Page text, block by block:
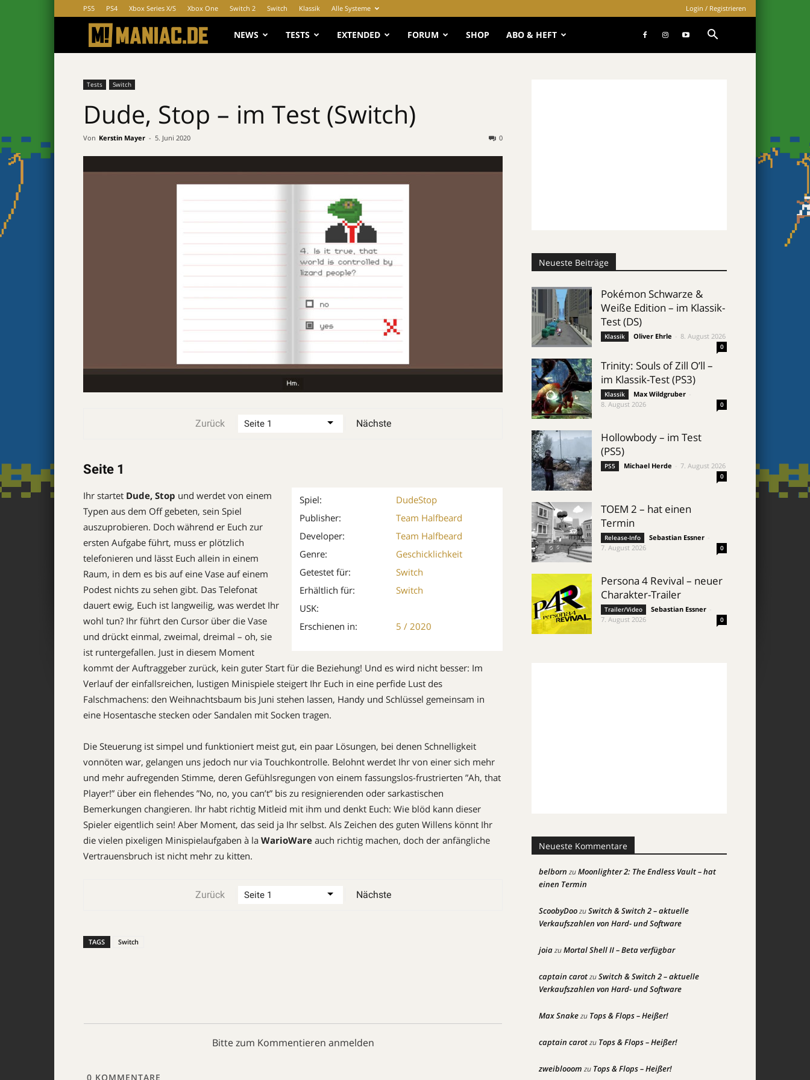
PS5 PS4 Xbox Series X/S Xbox One Switch 2 Switch Klassik Alle Systeme Login / Registrieren
MANIAC.de
NEWS TESTS EXTENDED FORUM SHOP ABO & HEFT
Tests Switch
Dude, Stop – im Test (Switch)
Von Kerstin Mayer - 5. Juni 2020 0
Zurück Nächste
Seite 1
Spiel: DudeStop
Publisher:
Team Halfbeard
Developer:
Team Halfbeard
Genre:
Geschicklichkeit
Getestet für:
Switch
Erhältlich für:
Switch
USK:
Erschienen in:
5 / 2020
Ihr startet Dude, Stop und werdet von einem
Typen aus dem Off gebeten, sein Spiel
auszuprobieren. Doch während er Euch zur
ersten Aufgabe führt, muss er plötzlich
telefonieren und lässt Euch allein in einem
Raum, in dem es bis auf eine Vase auf einem
Podest nichts zu sehen gibt. Das Telefonat
dauert ewig, Euch ist langweilig, was werdet Ihr
wohl tun? Ihr führt den ­Cursor über die Vase
und drückt einmal, zweimal, dreimal – oh, sie
ist runtergefallen. Just in diesem Moment
kommt der Auftraggeber zurück, kein guter Start für die Beziehung! Und es wird nicht besser: Im
Verlauf der einfallsreichen, lustigen Minispiele steigert Ihr Euch in eine perfide Lust des
Falschmachens: den Weihnachtsbaum bis Juni stehen lassen, Handy und Schlüssel gemeinsam in
eine Hosentasche stecken oder Sandalen mit Socken tragen.
Die Steuerung ist simpel und funktioniert meist gut, ein paar Lösungen, bei denen Schnelligkeit
vonnöten war, gelangen uns jedoch nur via Touchkontrolle. Belohnt werdet Ihr von einer sich mehr
und mehr aufregenden Stimme, deren Gefühlsregungen von einem fassungslos-frustrierten ”Ah, that
Player!” über ein flehendes ”No, no, you can’t” bis zu resignierenden oder sarkastischen
Bemerkungen changieren. Ihr habt richtig Mitleid mit ihm und denkt Euch: Wie blöd kann dieser
Spieler eigentlich sein! Aber Moment, das seid ja Ihr selbst. Als Zeichen des guten Willens könnt Ihr
die vielen pixeligen Mini­spielaufgaben à la ­ WarioWare auch richtig machen, doch der anfängliche
Vertrauensbruch ist nicht mehr zu kitten.
Zurück Nächste
TAGS Switch
Bitte zum Kommentieren anmelden
0 KOMMENTARE
Neueste Beiträge
Pokémon Schwarze &
Weiße Edition – im Klassik-
Test (DS)
Klassik Oliver Ehrle 8. August 2026
0
Trinity: Souls of Zill O’ll –
im Klassik-Test (PS3)
Klassik Max Wildgruber
8. August 2026
0
Hollowbody – im Test
(PS5)
PS5 Michael Herde 7. August 2026
0
TOEM 2 – hat einen
Termin
Release-Info Sebastian Essner
7. August 2026
0
Persona 4 Revival – neuer
Charakter-Trailer
Trailer/Video Sebastian Essner
7. August 2026
0
Neueste Kommentare
belborn zuMoonlighter 2: The Endless Vault – hat
einen Termin
ScoobyDoozuSwitch & Switch 2 – aktuelle
Verkaufszahlen von Hard- und Software
joiazuMortal Shell II – Beta verfügbar
captain carotzuSwitch & Switch 2 – aktuelle
Verkaufszahlen von Hard- und Software
Max Snakezu Tops & Flops – Heißer!
captain carotzu Tops & Flops – Heißer!
zweiblooom zu Tops & Flops – Heißer!